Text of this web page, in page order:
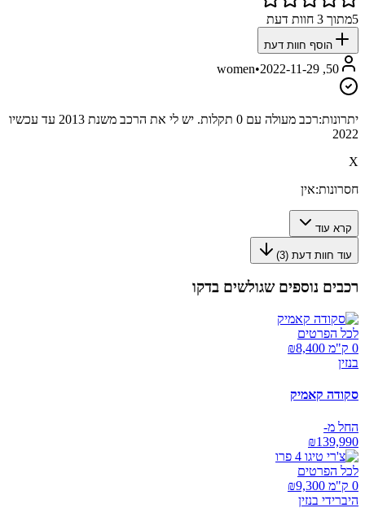
5מתוך 3 חוות דעת
הוסף חוות דעת
50, women
•2022-11-29
יתרונות:
רכב מעולה עם 0 תקלות. יש לי את הרכב משנת 2013 עד עכשיו
2022
X
חסרונות:אין
קרא עוד
עוד חוות דעת (3
)
רכבים נוספים שגולשים בדקו
לכל הפרטים
0 ק"מ ₪
8,400
בנזין
סקודה קאמיק
החל מ-
₪139,990
לכל הפרטים
0 ק"מ ₪
9,300
היברידי בנזין